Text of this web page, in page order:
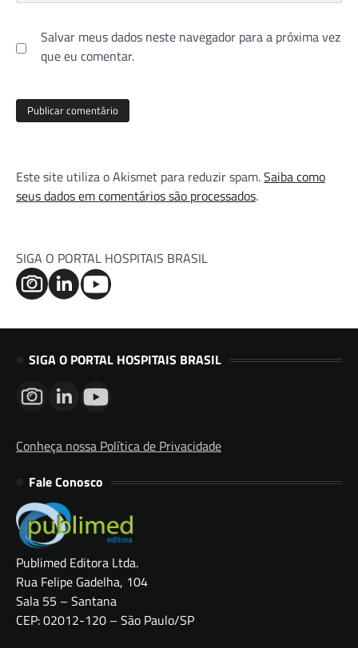
Salvar meus dados neste navegador para a próxima vez
que eu comentar.
Este site utiliza o Akismet para reduzir spam.Saiba como
seus dados em comentários são processados.
SIGA O PORTAL HOSPITAIS BRASIL
SIGA O PORTAL HOSPITAIS BRASIL
Conheça nossa Política de Privacidade
Fale Conosco
Publimed Editora Ltda.
Rua Felipe Gadelha, 104
Sala 55 – Santana
CEP: 02012-120 – São Paulo/SP